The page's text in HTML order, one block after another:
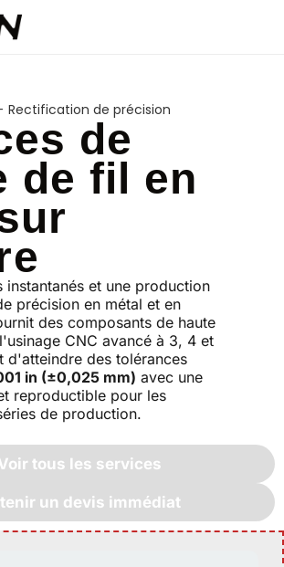
Rectification de précision
de
de fil en
instantanés et une production
précision en métal et en
des composants de haute
CNC avancé à 3, 4 et
d'atteindre des tolérances
in (±0,025 mm) avec une
reproductible pour les
de production.
tous les services
un devis immédiat